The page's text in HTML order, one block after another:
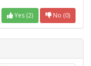
Yes (2) No (0)